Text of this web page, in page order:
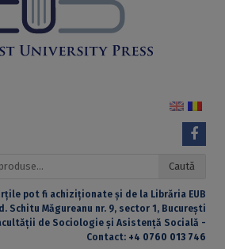
Caută
pot fi achiziționate și de la Librăria EUB
Schitu Măgureanu nr. 9, sector 1, București
de Sociologie și Asistență Socială -
Contact: +4 0760 013 746